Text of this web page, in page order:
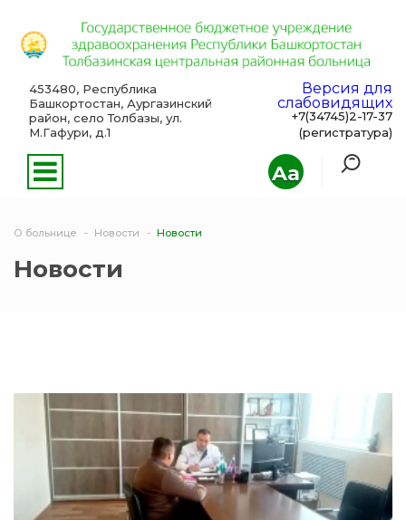
Aa
453480, Республика
Башкортостан, Аургазинский
район, село Толбазы, ул.
М.Гафури, д.1
Версия для
слабовидящих
+7(34745)2-17-37
(регистратура)
О больнице Новости Новости
Новости